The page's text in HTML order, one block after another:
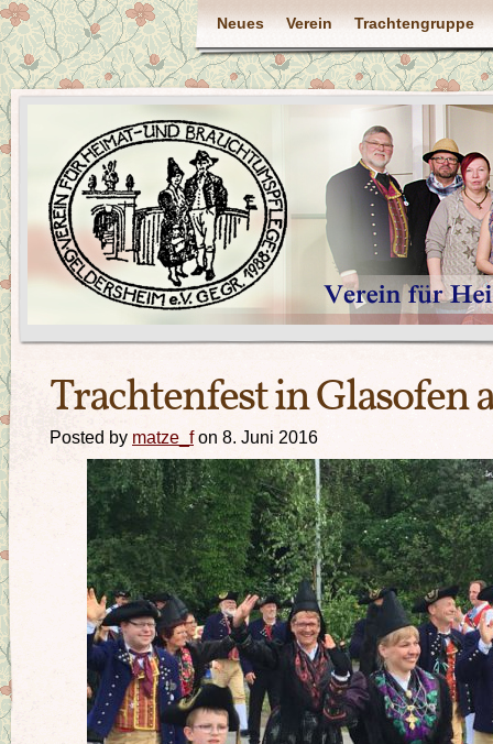
Neues Verein Trachtengruppe
Trachtenfest in Glasofen
Posted by matze_fon 8. Juni 2016